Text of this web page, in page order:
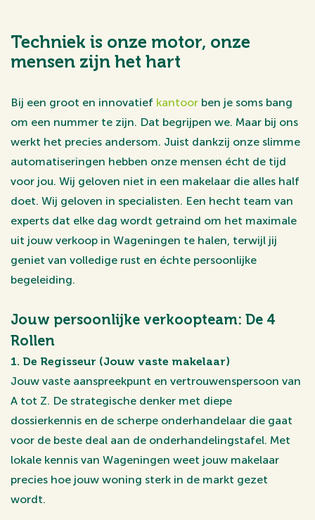
Techniek is onze motor, onze
mensen zijn het hart
Bij een groot en innovatief kantoor ben je soms bang
om een nummer te zijn. Dat begrijpen we. Maar bij ons
werkt het precies andersom. Juist dankzij onze slimme
automatiseringen hebben onze mensen écht de tijd
voor jou. Wij geloven niet in een makelaar die alles half
doet. Wij geloven in specialisten. Een hecht team van
experts dat elke dag wordt getraind om het maximale
uit jouw verkoop in Wageningen te halen, terwijl jij
geniet van volledige rust en échte persoonlijke
begeleiding.
Jouw persoonlijke verkoopteam: De 4
Rollen
1. De Regisseur (Jouw vaste makelaar)
Jouw vaste aanspreekpunt en vertrouwenspersoon van
A tot Z. De strategische denker met diepe
dossierkennis en de scherpe onderhandelaar die gaat
voor de beste deal aan de onderhandelingstafel. Met
lokale kennis van Wageningen weet jouw makelaar
precies hoe jouw woning sterk in de markt gezet
wordt.